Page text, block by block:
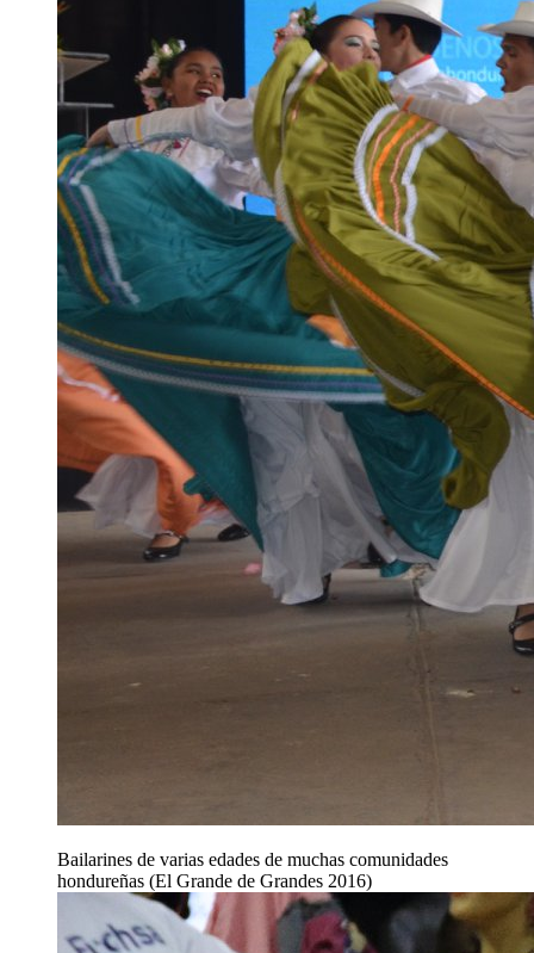
Bailarines de varias edades de muchas comunidades
hondureñas (El Grande de Grandes 2016)